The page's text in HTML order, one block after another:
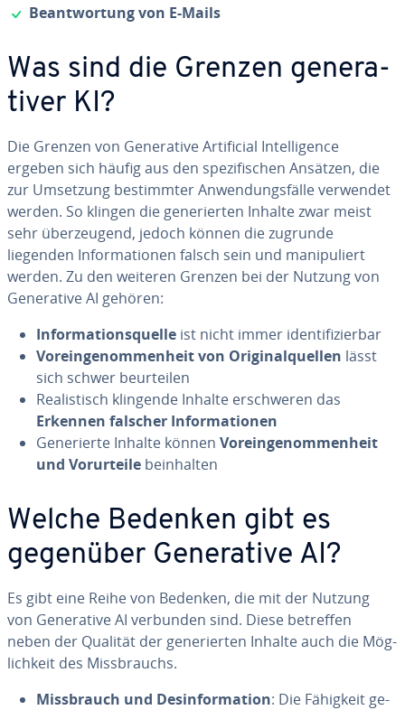
✓
Be­ant­wor­tung von E-Mails
Was sind die Grenzen ge­ne­ra­
ti­ver KI?
Die Grenzen von Ge­ne­ra­ti­ve Ar­ti­fi­ci­al In­tel­li­gence
ergeben sich häufig aus den spe­zi­fi­schen Ansätzen, die
zur Umsetzung be­stimm­ter An­wen­dungs­fäl­le verwendet
werden. So klingen die ge­ne­rier­ten Inhalte zwar meist
sehr über­zeu­gend, jedoch können die zugrunde
liegenden In­for­ma­tio­nen falsch sein und ma­ni­pu­liert
werden. Zu den weiteren Grenzen bei der Nutzung von
Ge­ne­ra­ti­ve AI gehören:
In­for­ma­ti­ons­quel­le ist nicht immer iden­ti­fi­zier­bar
Vor­ein­ge­nom­men­heit von Ori­gi­nal­quel­len lässt
sich schwer be­ur­tei­len
Rea­lis­tisch klingende Inhalte er­schwe­ren das
Erkennen falscher In­for­ma­tio­nen
Ge­ne­rier­te Inhalte können Vor­ein­ge­nom­men­heit
und Vor­ur­tei­le be­inhal­ten
Welche Bedenken gibt es
gegenüber Ge­ne­ra­ti­ve AI?
Es gibt eine Reihe von Bedenken, die mit der Nutzung
von Ge­ne­ra­ti­ve AI verbunden sind. Diese betreffen
neben der Qualität der ge­ne­rier­ten Inhalte auch die Mög­
lich­keit des Miss­brauchs.
Miss­brauch und Des­in­for­ma­ti­on: Die Fähigkeit ge­